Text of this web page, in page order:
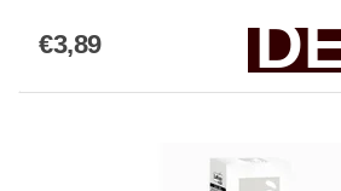
€3,89